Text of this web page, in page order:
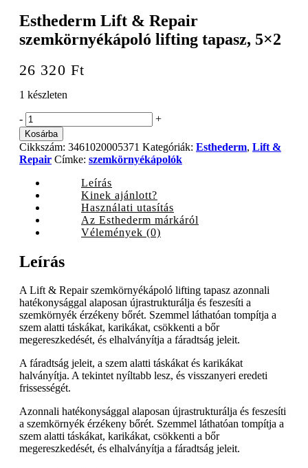
Esthederm Lift & Repair
szemkörnyékápoló lifting tapasz, 5×2
26 320 Ft
1 készleten
Esthederm
Lift
&
Repair
szemkörnyékápoló
lifting
tapasz,
quantity
- +
Kosárba
Cikkszám: 3461020005371 Kategóriák: Esthederm, Lift &
Repair Címke: szemkörnyékápolók
Leírás
Kinek ajánlott?
Használati utasítás
Az Esthederm márkáról
Vélemények (0)
Leírás
A Lift & Repair szemkörnyékápoló lifting tapasz azonnali
hatékonysággal alaposan újrastrukturálja és feszesíti a
szemkörnyék érzékeny bőrét. Szemmel láthatóan tompítja a
szem alatti táskákat, karikákat, csökkenti a bőr
megereszkedését, és elhalványítja a fáradtság jeleit.
A fáradtság jeleit, a szem alatti táskákat és karikákat
halványítja. A tekintet nyíltabb lesz, és visszanyeri eredeti
frissességét.
Azonnali hatékonysággal alaposan újrastrukturálja és feszesíti
a szemkörnyék érzékeny bőrét. Szemmel láthatóan tompítja a
szem alatti táskákat, karikákat, csökkenti a bőr
megereszkedését, és elhalványítja a fáradtság jeleit.